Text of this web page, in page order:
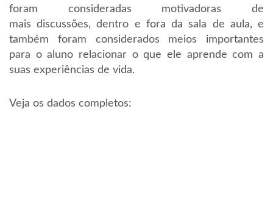
foram consideradas motivadoras de
mais discussões, dentro e fora da sala de aula, e
também foram considerados meios importantes
para o aluno relacionar o que ele aprende com a
suas experiências de vida.
Veja os dados completos: